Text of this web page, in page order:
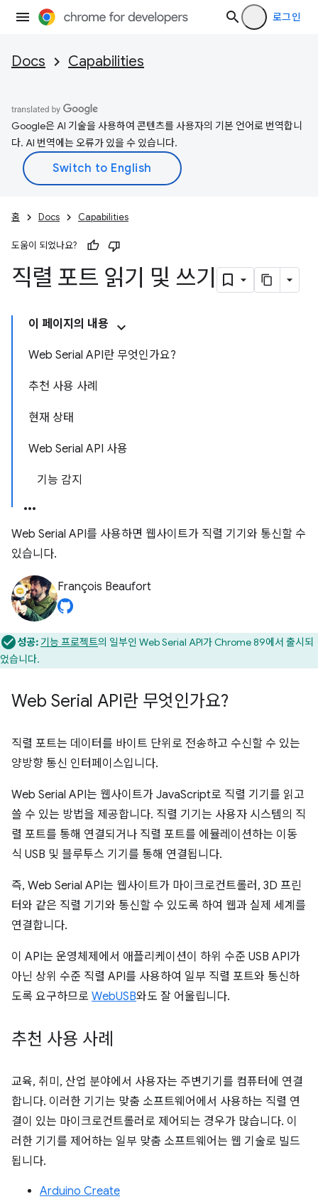
로그인
Docs Capabilities
Google은 AI 기술을 사용하여 콘텐츠를 사용자의 기본 언어로 번역합니
다. AI 번역에는 오류가 있을 수 있습니다.
홈 Docs Capabilities
도움이 되었나요?
직렬 포트 읽기 및 쓰기
이 페이지의 내용
Web Serial API란 무엇인가요?
추천 사용 사례
현재 상태
Web Serial API 사용
기능 감지
Web Serial API를 사용하면 웹사이트가 직렬 기기와 통신할 수
있습니다.
François Beaufort
성공: 기능 프로젝트의 일부인 Web Serial API가 Chrome 89에서 출시되
었습니다.
Web Serial API란 무엇인가요?
직렬 포트는 데이터를 바이트 단위로 전송하고 수신할 수 있는
양방향 통신 인터페이스입니다.
Web Serial API는 웹사이트가 JavaScript로 직렬 기기를 읽고
쓸 수 있는 방법을 제공합니다. 직렬 기기는 사용자 시스템의 직
렬 포트를 통해 연결되거나 직렬 포트를 에뮬레이션하는 이동
식 USB 및 블루투스 기기를 통해 연결됩니다.
즉, Web Serial API는 웹사이트가 마이크로컨트롤러, 3D 프린
터와 같은 직렬 기기와 통신할 수 있도록 하여 웹과 실제 세계를
연결합니다.
이 API는 운영체제에서 애플리케이션이 하위 수준 USB API가
아닌 상위 수준 직렬 API를 사용하여 일부 직렬 포트와 통신하
도록 요구하므로 WebUSB와도 잘 어울립니다.
추천 사용 사례
교육, 취미, 산업 분야에서 사용자는 주변기기를 컴퓨터에 연결
합니다. 이러한 기기는 맞춤 소프트웨어에서 사용하는 직렬 연
결이 있는 마이크로컨트롤러로 제어되는 경우가 많습니다. 이
러한 기기를 제어하는 일부 맞춤 소프트웨어는 웹 기술로 빌드
됩니다.
Arduino Create